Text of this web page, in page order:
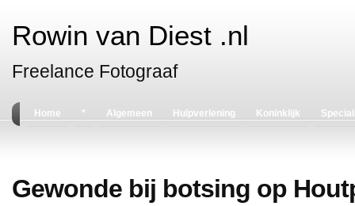
Rowin van Diest .nl
Freelance Fotograaf
Home * Algemeen Hulpverlening Koninklijk
Gewonde bij botsing op